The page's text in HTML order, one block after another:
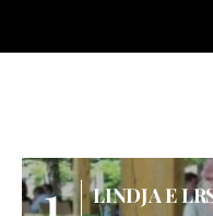
LINDJA E